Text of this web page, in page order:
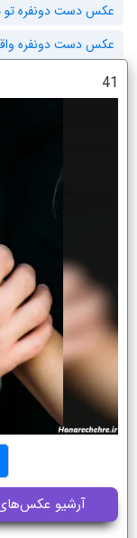
عکس دست دونفره تو
عکس دست دونفره
41
آرشیو